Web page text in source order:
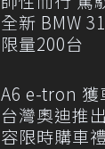
全新 BMW
限量200台
A6 e-tron 獲
台灣奧迪推
容限時購車